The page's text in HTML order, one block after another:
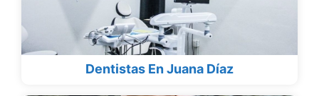
Dentistas En Juana Díaz